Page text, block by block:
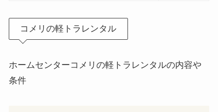
コメリの軽トラレンタル
ホームセンターコメリの軽トラレンタルの内容や
条件